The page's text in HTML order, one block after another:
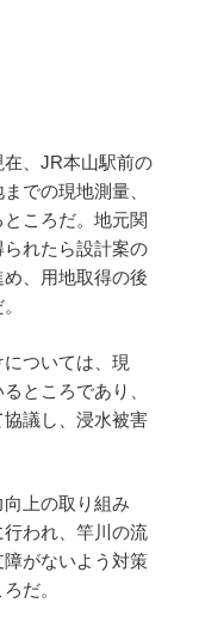
、JR本山駅前の
での現地測量、
ころだ。地元関
れたら設計案の
、用地取得の後
ついては、現
ところであり、
議し、浸水被害
上の取り組み
われ、竿川の流
がないよう対策
だ。